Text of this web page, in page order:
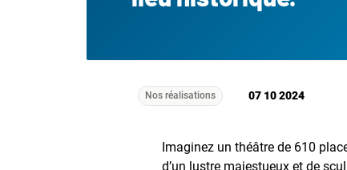
Nos réalisations 07 10 2024
Imaginez un théâtre de 610
d’un lustre majestueux et de